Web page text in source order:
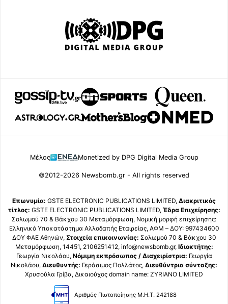
Μέλος Monetized by DPG Digital Media Group
©2012-2026 Newsbomb.gr - All rights reserved
Επωνυμία: GSTE ELECTRONIC PUBLICATIONS LIMITED, Διακριτικός
τίτλος: GSTE ELECTRONIC PUBLICATIONS LIMITED, Έδρα Επιχείρησης:
Σολωμού 70 & Βάκχου 30 Μεταμόρφωση, Νομική μορφή επιχείρησης:
Ελληνικό Υποκατάστημα Αλλοδαπής Εταιρείας, ΑΦΜ – ΔΟΥ: 997434600
ΔΟΥ ΦΑΕ Αθηνών, Στοιχεία επικοινωνίας: Σολωμού 70 & Βάκχου 30
Μεταμόρφωση, 14451, 2106251412, info@newsbomb.gr, Ιδιοκτήτης:
Γεωργία Νικολάου, Νόμιμη εκπρόσωπος / Διαχειρίστρια: Γεωργία
Νικολάου, Διευθυντής: Γεράσιμος Πολλάτος, Διευθύντρια σύνταξης:
Χρυσούλα Γρίβα, Δικαιούχος domain name: ZYRIANO LIMITED
Αριθμός Πιστοποίησης Μ.Η.Τ. 242188